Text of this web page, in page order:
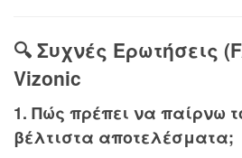
🔍 Συχνές Ερωτήσεις
Vizonic
1. Πώς πρέπει να παίρνω
βέλτιστα αποτελέσματα;